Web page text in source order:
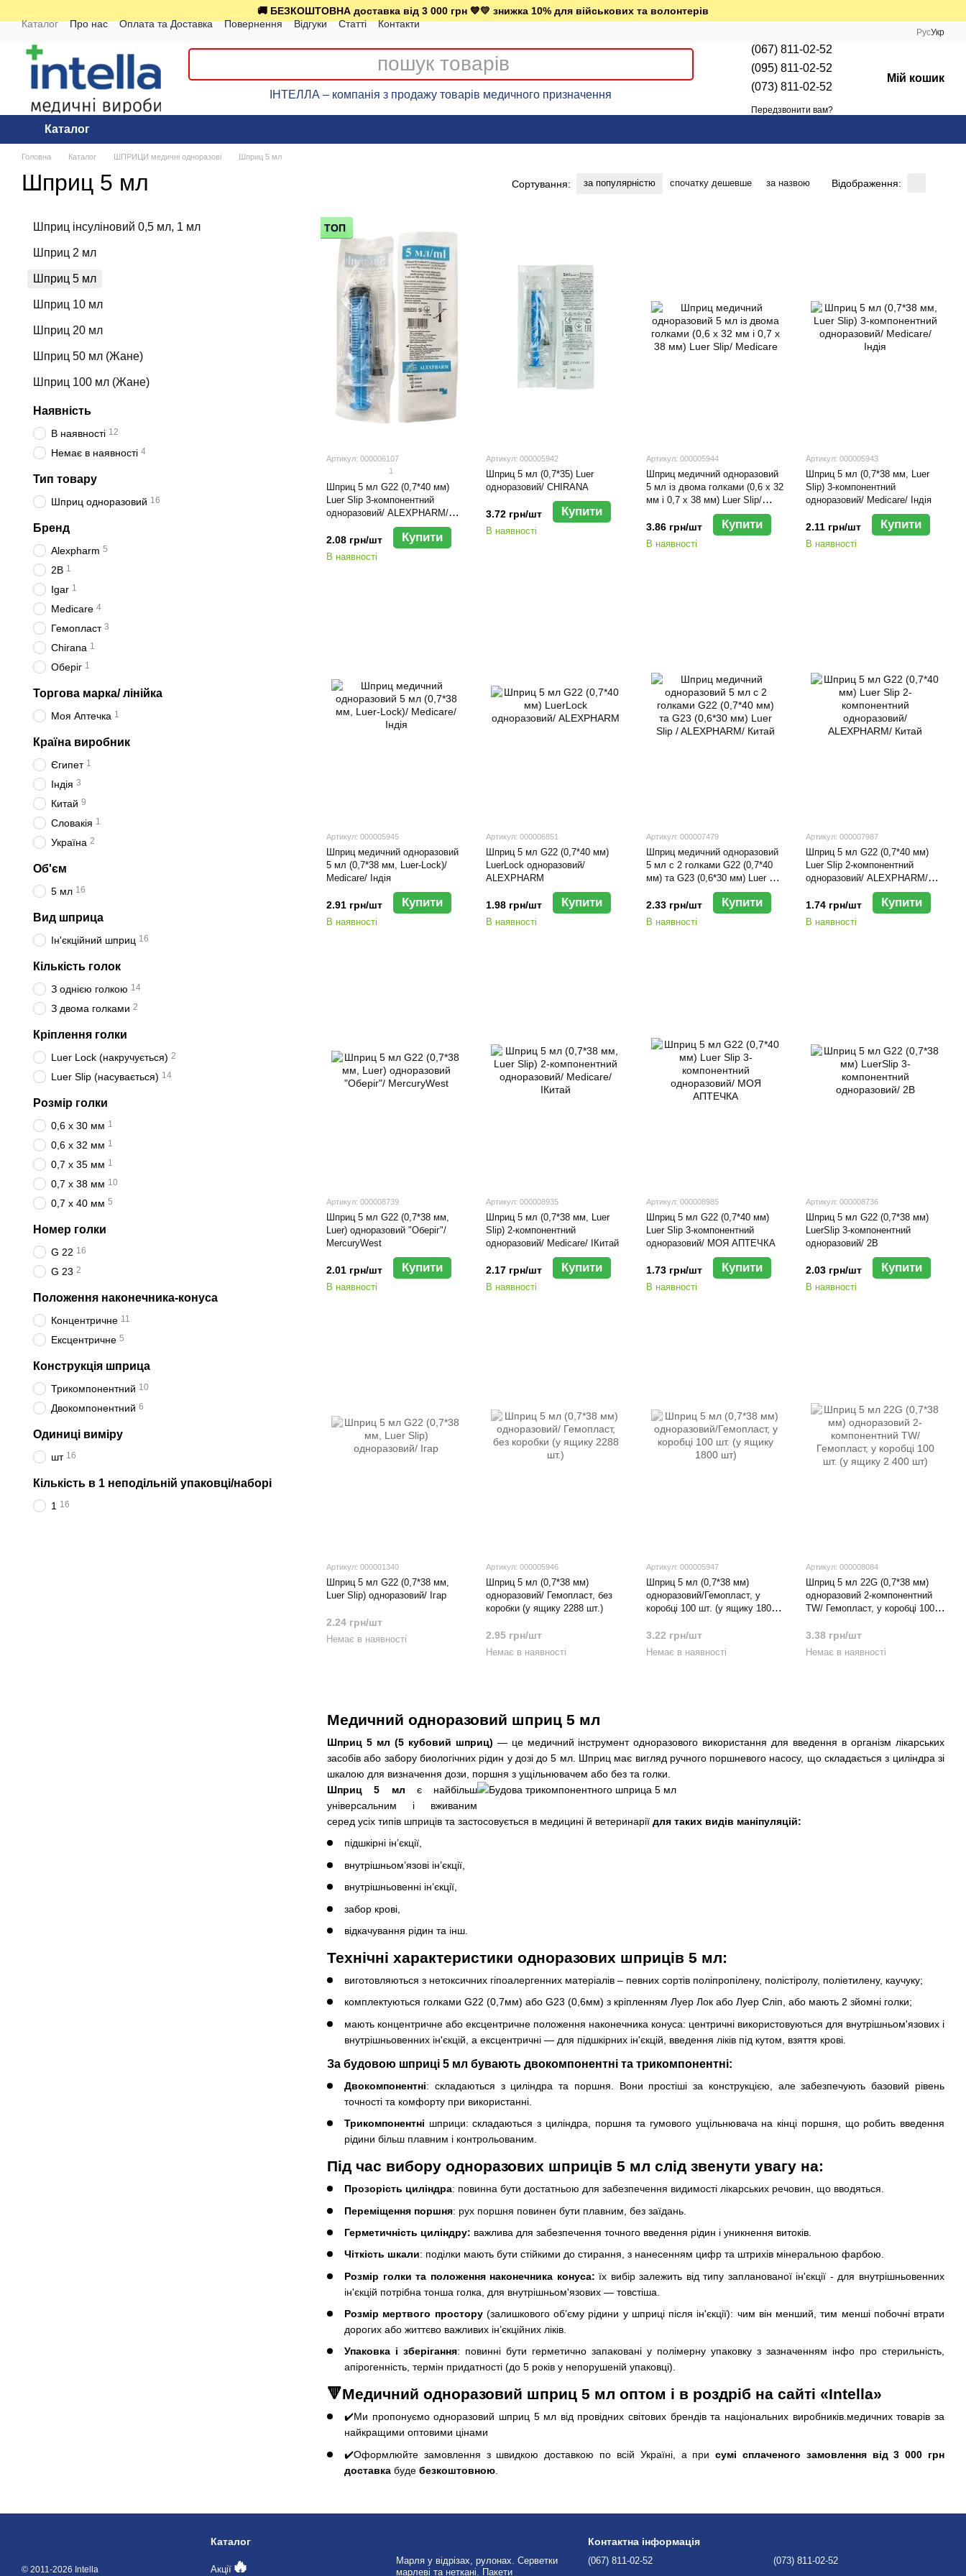
🚚 БЕЗКОШТОВНА доставка від 3 000 грн 💙💛 знижка 10% для військових та волонтерів
Каталог
Про нас Оплата та Доставка Повернення Відгуки Статті Контакти
РусУкр
ІНТЕЛЛА – компанія з продажу товарів медичного призначення
(067) 811-02-52
(095) 811-02-52
(073) 811-02-52
Передзвонити вам?
Мій кошик
Каталог
Головна Каталог ШПРИЦИ медичні одноразові Шприц 5 мл
Шприц 5 мл Сортування: за популярністю спочатку дешевше за назвою Відображення:
Медичний одноразовий шприц 5 мл
Шприц 5 мл (5 кубовий шприц) — це медичний інструмент одноразового використання для введення в організм лікарських
засобів або забору биологічних рідин у дозі до 5 мл. Шприц має вигляд ручного поршневого насосу, що складається з циліндра зі
шкалою для визначення дози, поршня з ущільнювачем або без та голки.
Шприц 5 мл є найбільш
універсальним і вживаним
серед усіх типів шприців та застосовується в медицині й ветеринарії для таких видів маніпуляцій:
підшкірні ін’єкції,
внутрішньом’язові ін’єкції,
внутрішньовенні ін’єкції,
забор крові,
відкачування рідин та інш.
Технічні характеристики одноразових шприців 5 мл:
виготовляються з нетоксичних гіпоалергенних матеріалів – певних сортів поліпропілену, полістіролу, поліетилену, каучуку;
комплектуються голками G22 (0,7мм) або G23 (0,6мм) з кріпленням Луер Лок або Луер Сліп, або мають 2 зйомні голки;
мають концентричне або ексцентричне положення наконечника конуса: центричні використовуються для внутрішньом'язових і
внутрішньовенних ін'єкцій, а ексцентричні — для підшкірних ін'єкцій, введення ліків під кутом, взяття крові.
За будовою шприці 5 мл бувають двокомпонентні та трикомпонентні:
Двокомпонентні: складаються з циліндра та поршня. Вони простіші за конструкцією, але забезпечують базовий рівень
точності та комфорту при використанні.
Трикомпонентні шприци: складаються з циліндра, поршня та гумового ущільнювача на кінці поршня, що робить введення
рідини більш плавним і контрольованим.
Під час вибору одноразових шприців 5 мл слід звенути увагу на:
Прозорість циліндра: повинна бути достатньою для забезпечення видимості лікарських речовин, що вводяться.
Переміщення поршня: рух поршня повинен бути плавним, без заїдань.
Герметичність циліндру: важлива для забезпечення точного введення рідин і уникнення витоків.
Чіткість шкали: поділки мають бути стійкими до стирання, з нанесенням цифр та штрихів мінеральною фарбою.
Розмір голки та положення наконечника конуса: їх вибір залежить від типу запланованої ін'єкції - для внутрішньовенних
ін'єкцій потрібна тонша голка, для внутрішньом'язових — товстіша.
Розмір мертвого простору(залишкового об’єму рідини у шприці після ін'єкції): чим він менший, тим менші побочні втрати
дорогих або життєво важливих ін’єкційних ліків.
Упаковка і зберігання: повинні бути герметично запаковані у полімерну упаковку з зазначенням інфо про стерильність,
апірогенність, термін придатності (до 5 років у непорушеній упаковці).
🔻Медичний одноразовий шприц 5 мл оптом і в роздріб на сайті «Intella»
✔️Ми пропонуємо одноразовий шприц 5 мл від провідних світових брендів та національних виробників.медичних товарів за
найкращими оптовими цінами
✔️Оформлюйте замовлення з швидкою доставкою по всій Україні, а присумі сплаченого замовлення від 3 000 грн
доставка буде безкоштовною
ТОП
Артикул: 000006107
1
Шприц 5 мл G22 (0,7*40 мм)
Luer Slip 3-компонентний
одноразовий/ ALEXPHARM/
2.08 грн/шт Купити
В наявності
Артикул: 000005942
Шприц 5 мл (0,7*35) Luer
одноразовий/ CHIRANA
3.72 грн/шт Купити
В наявності
Артикул: 000005944
Шприц медичний одноразовий
5 мл із двома голками (0,6 x 32
мм і 0,7 х 38 мм) Luer Slip/
3.86 грн/шт Купити
В наявності
Артикул: 000005943
Шприц 5 мл (0,7*38 мм, Luer
Slip) 3-компонентний
одноразовий/ Мedicare/ Індія
2.11 грн/шт Купити
В наявності
Артикул: 000005945
Шприц медичний одноразовий
5 мл (0,7*38 мм, Luer-Loсk)/
Medicare/ Індія
2.91 грн/шт Купити
В наявності
Артикул: 000006851
Шприц 5 мл G22 (0,7*40 мм)
LuerLock одноразовий/
ALEXPHARM
1.98 грн/шт Купити
В наявності
Артикул: 000007479
Шприц медичний одноразовий
5 мл с 2 голками G22 (0,7*40
мм) та G23 (0,6*30 мм) Luer Slip
/ ALEXPHARM/ Китай
2.33 грн/шт Купити
В наявності
Артикул: 000007987
Шприц 5 мл G22 (0,7*40 мм)
Luer Slip 2-компонентний
одноразовий/ ALEXPHARM/
1.74 грн/шт Купити
В наявності
Артикул: 000008739
Шприц 5 мл G22 (0,7*38 мм,
Luer) одноразовий "Оберіг"/
MercuryWest
2.01 грн/шт Купити
В наявності
Артикул: 000008935
Шприц 5 мл (0,7*38 мм, Luer
Slip) 2-компонентний
одноразовий/ Мedicare/ ІКитай
2.17 грн/шт Купити
В наявності
Артикул: 000008985
Шприц 5 мл G22 (0,7*40 мм)
Luer Slip 3-компонентний
одноразовий/ МОЯ АПТЕЧКА
1.73 грн/шт Купити
В наявності
Артикул: 000008736
Шприц 5 мл G22 (0,7*38 мм)
LuerSlip 3-компонентний
одноразовий/ 2В
2.03 грн/шт Купити
В наявності
Артикул: 000001340
Шприц 5 мл G22 (0,7*38 мм,
Luer Slip) одноразовий/ Ігар
2.24 грн/шт
Немає в наявності
Артикул: 000005946
Шприц 5 мл (0,7*38 мм)
одноразовий/ Гемопласт, без
коробки (у ящику 2288 шт.)
2.95 грн/шт
Немає в наявності
Артикул: 000005947
Шприц 5 мл (0,7*38 мм)
одноразовий/Гемопласт, у
коробці 100 шт. (у ящику 1800
3.22 грн/шт
Немає в наявності
Артикул: 000008084
Шприц 5 мл 22G (0,7*38 мм)
одноразовий 2-компонентний
TW/ Гемопласт, у коробці 100
3.38 грн/шт
Немає в наявності
Шприц інсуліновий 0,5 мл, 1 мл
Шприц 2 мл
Шприц 5 мл
Шприц 10 мл
Шприц 20 мл
Шприц 50 мл (Жане)
Шприц 100 мл (Жане)
Наявність
В наявності 12
Немає в наявності 4
Тип товару
Шприц одноразовий 16
Бренд
Alexpharm 5
2В 1
Igar 1
Medicare 4
Гемопласт 3
Chirana 1
Оберіг 1
Торгова марка/ лінійка
Моя Аптечка 1
Країна виробник
Єгипет 1
Індія 3
Китай 9
Словакія 1
Україна 2
Об'єм
5 мл 16
Вид шприца
Ін'єкційний шприц 16
Кількість голок
З однією голкою 14
З двома голками 2
Кріплення голки
Luer Lock (накручується) 2
Luer Slip (насувається) 14
Розмір голки
0,6 х 30 мм 1
0,6 х 32 мм 1
0,7 х 35 мм 1
0,7 х 38 мм 10
0,7 х 40 мм 5
Номер голки
G 22 16
G 23 2
Положення наконечника-конуса
Концентричне 11
Ексцентричне 5
Конструкція шприца
Трикомпонентний 10
Двокомпонентний 6
Одиниці виміру
шт 16
Кількість в 1 неподільній упаковці/наборі
1 16
© 2011-2026 Intella
Каталог
Акції🔥
Марля у відрізах, рулонах. Серветки
марлеві та неткані. Пакети
Контактна інформація
(067) 811-02-52
(073) 811-02-52